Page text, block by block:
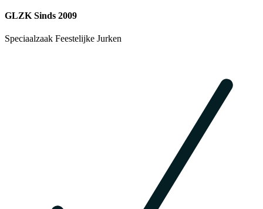
GLZK Sinds 2009
Speciaalzaak Feestelijke Jurken